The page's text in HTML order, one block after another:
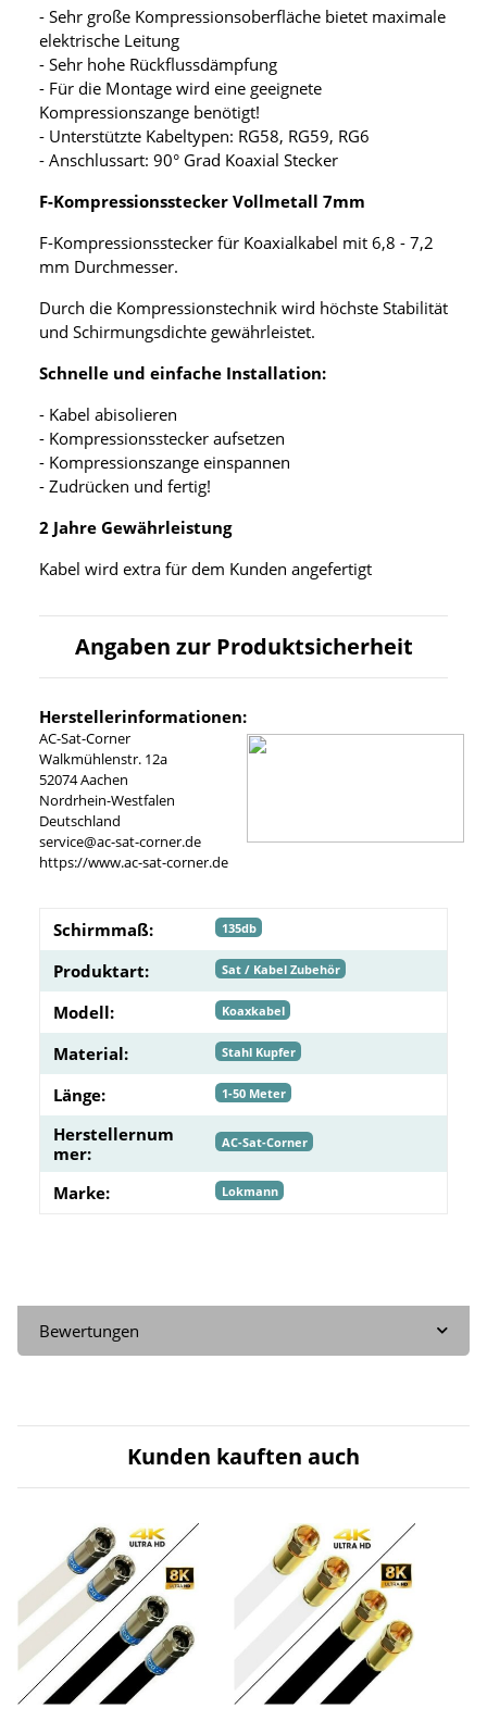
- Sehr große Kompressionsoberfläche bietet maximale
elektrische Leitung
- Sehr hohe Rückflussdämpfung
- Für die Montage wird eine geeignete
Kompressionszange benötigt!
- Unterstützte Kabeltypen: RG58, RG59, RG6
- Anschlussart: 90° Grad Koaxial Stecker
F-Kompressionsstecker Vollmetall 7mm
F-Kompressionsstecker für Koaxialkabel mit 6,8 - 7,2
mm Durchmesser.
Durch die Kompressionstechnik wird höchste Stabilität
und Schirmungsdichte gewährleistet.
Schnelle und einfache Installation:
- Kabel abisolieren
- Kompressionsstecker aufsetzen
- Kompressionszange einspannen
- Zudrücken und fertig!
2 Jahre Gewährleistung
Kabel wird extra für dem Kunden angefertigt
Angaben zur Produktsicherheit
Herstellerinformationen:
AC-Sat-Corner
Walkmühlenstr. 12a
52074 Aachen
Nordrhein-Westfalen
Deutschland
service@ac-sat-corner.de
https://www.ac-sat-corner.de
Schirmmaß: 135db
Produktart: Sat / Kabel Zubehör
Modell: Koaxkabel
Material: Stahl Kupfer
Länge: 1-50 Meter
Herstellernum
mer:
AC-Sat-Corner
Marke: Lokmann
Bewertungen
Kunden kauften auch